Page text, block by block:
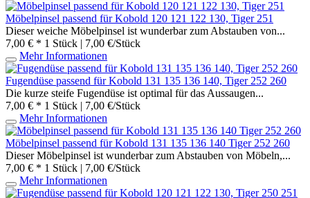
Möbelpinsel passend für Kobold 120 121 122 130, Tiger 251
Dieser weiche Möbelpinsel ist wunderbar zum Abstauben von...
7,00 € * 1 Stück | 7,00 €/Stück
Mehr Informationen
Fugendüse passend für Kobold 131 135 136 140, Tiger 252 260
Die kurze steife Fugendüse ist optimal für das Aussaugen...
7,00 € * 1 Stück | 7,00 €/Stück
Mehr Informationen
Möbelpinsel passend für Kobold 131 135 136 140 Tiger 252 260
Dieser Möbelpinsel ist wunderbar zum Abstauben von Möbeln,...
7,00 € * 1 Stück | 7,00 €/Stück
Mehr Informationen